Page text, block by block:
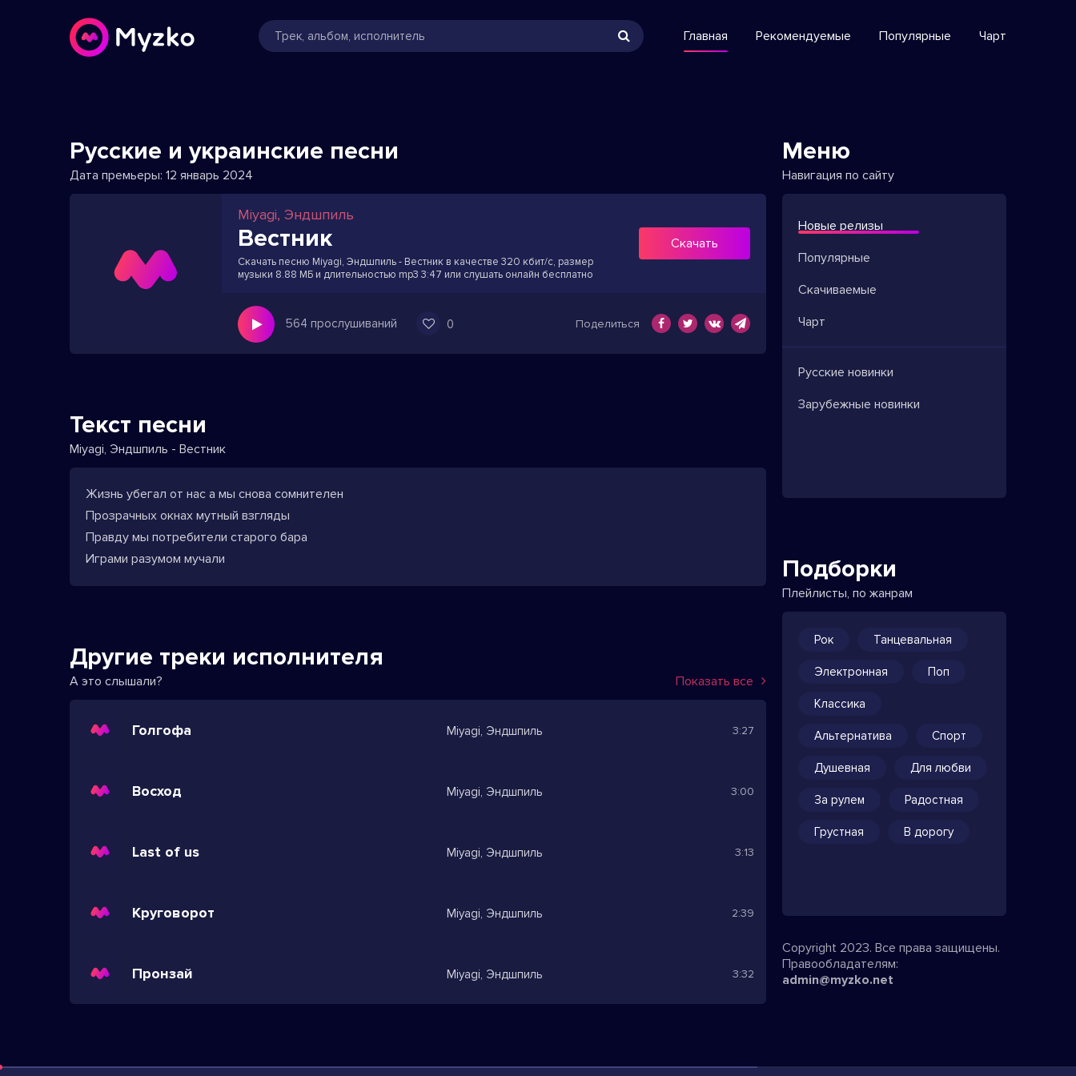
Главная Рекомендуемые Популярные Чарт
Русские и украинские песни
Дата премьеры: 12 январь 2024
Miyagi, Эндшпиль
Вестник
Скачать песню Miyagi, Эндшпиль - Вестник в качестве 320 кбит/с, размер
музыки 8.88 МБ и длительностью mp3 3:47 или слушать онлайн бесплатно
Скачать
564 прослушиваний 0 Поделиться
Текст песни
Miyagi, Эндшпиль - Вестник
Жизнь убегал от нас а мы снова сомнителен
Прозрачных окнах мутный взгляды
Правду мы потребители старого бара
Играми разумом мучали
Другие треки исполнителя
А это слышали? Показать все
Голгофа Miyagi, Эндшпиль 3:27
Восход Miyagi, Эндшпиль 3:00
Last of us Miyagi, Эндшпиль 3:13
Круговорот Miyagi, Эндшпиль 2:39
Пронзай Miyagi, Эндшпиль 3:32
Меню
Навигация по сайту
Новые релизы
Популярные
Скачиваемые
Чарт
Русские новинки
Зарубежные новинки
Подборки
Плейлисты, по жанрам
Рок Танцевальная
Электронная Поп
Классика
Альтернатива Спорт
Душевная Для любви
За рулем Радостная
Грустная В дорогу
Copyright 2023. Все права защищены.
Правообладателям:
admin@myzko.net